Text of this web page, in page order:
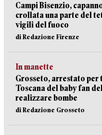
Campi Bisenzio,
crollata una parte del
vigili del fuoco
di Redazione Firenze
In manette
Grosseto, arrestato per
Toscana del baby fan
realizzare bombe
di Redazione Grosseto